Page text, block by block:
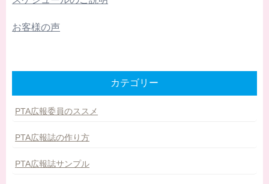
お客様の声
カテゴリー
PTA広報委員のススメ
PTA広報誌の作り方
PTA広報誌サンプル